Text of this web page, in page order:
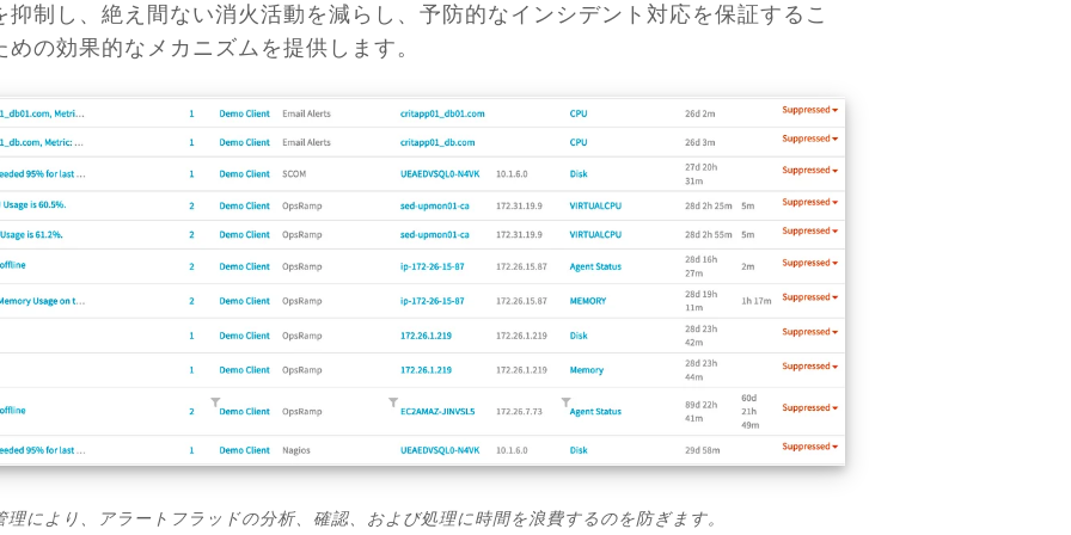
制し、絶え間ない消火活動を減らし、予防的なインシデント対応を保証するこ
の効果的なメカニズムを提供します。
により、アラートフラッドの分析、確認、および処理に時間を浪費するのを防ぎます。